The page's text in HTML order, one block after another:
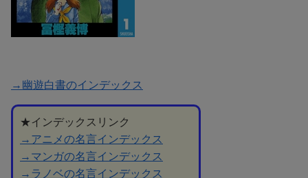
→幽遊白書のインデックス
★インデックスリンク
→アニメの名言インデックス
→マンガの名言インデックス
→ラノベの名言インデックス